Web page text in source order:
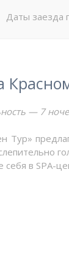
Даты заезда
— 7
Тур»
себя в SPA-